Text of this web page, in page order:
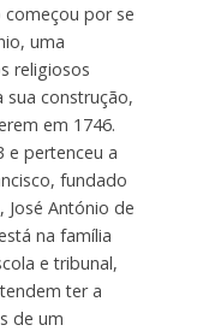
por se
uma
religiosos
sua construção,
em 1746.
e pertenceu a
fundado
José António de
na família
e tribunal,
ter a
de um